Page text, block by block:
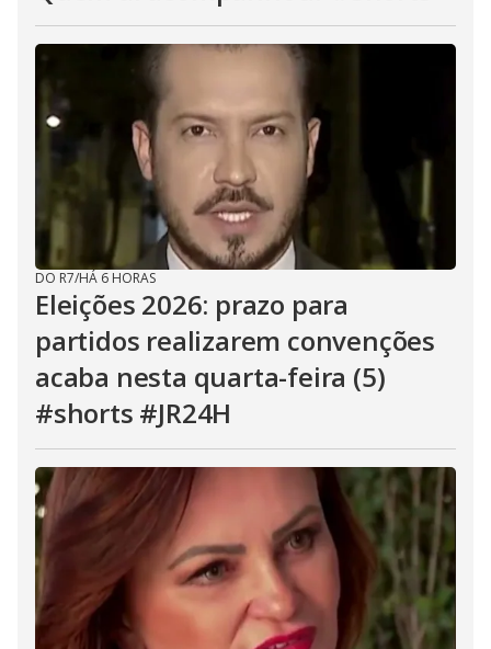
DO R7/HÁ 6 HORAS
Eleições 2026: prazo para
partidos realizarem convenções
acaba nesta quarta-feira (5)
#shorts #JR24H